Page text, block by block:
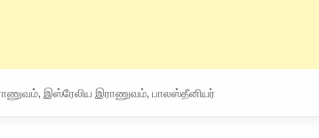
,இஸ்ரேலிய இராணுவம்,பாலஸ்தீனியர்